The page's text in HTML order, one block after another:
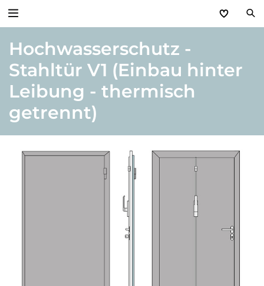
Zurück
Produkte
Basic Aktionen 2026
Türen & Zargen
Industrie, Gewerbe, Öffentliche Hand
Hochwasserschutz -
Stahltür V1 (Einbau hinter
Leibung - thermisch
getrennt)